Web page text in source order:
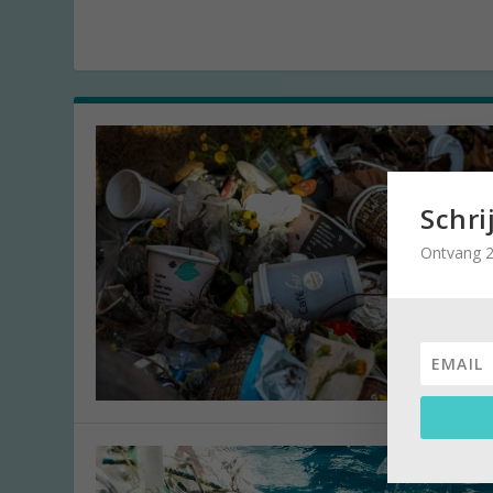
Ontvang